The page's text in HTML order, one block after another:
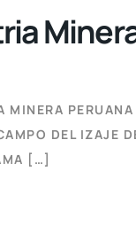
DEL IZAJE
[…]